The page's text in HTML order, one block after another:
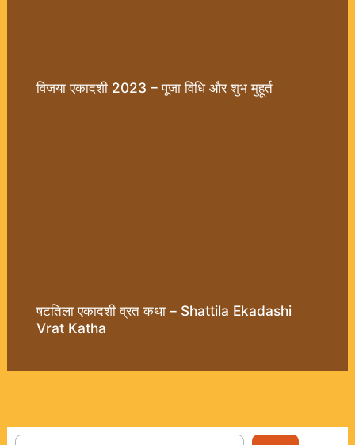
विजया एकादशी 2023 – पूजा विधि और शुभ मुहूर्त
षटतिला एकादशी व्रत कथा – Shattila Ekadashi
Vrat Katha